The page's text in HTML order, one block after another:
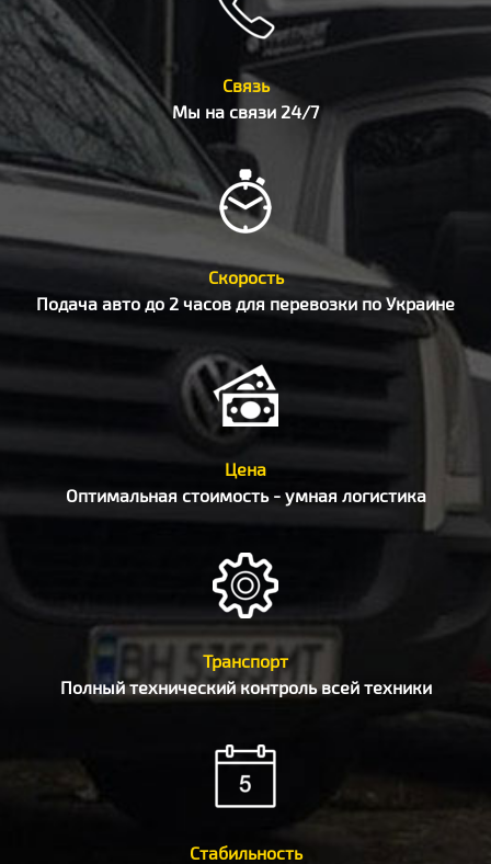
Связь
Мы на связи 24/7
Скорость
Подача авто до 2 часов для перевозки по Украине
Цена
Оптимальная стоимость - умная логистика
Транспорт
Полный технический контроль всей техники
Стабильность